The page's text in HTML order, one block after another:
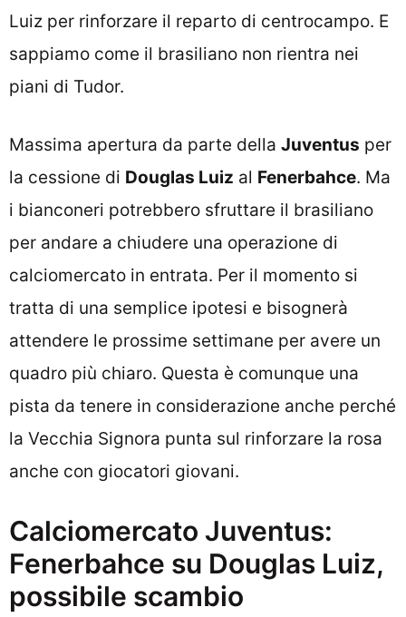
Luiz per rinforzare il reparto di centrocampo. E
sappiamo come il brasiliano non rientra nei
piani di Tudor.
Massima apertura da parte della Juventus per
la cessione di Douglas Luiz al Fenerbahce. Ma
i bianconeri potrebbero sfruttare il brasiliano
per andare a chiudere una operazione di
calciomercato in entrata. Per il momento si
tratta di una semplice ipotesi e bisognerà
attendere le prossime settimane per avere un
quadro più chiaro. Questa è comunque una
pista da tenere in considerazione anche perché
la Vecchia Signora punta sul rinforzare la rosa
anche con giocatori giovani.
Calciomercato Juventus:
Fenerbahce su Douglas Luiz,
possibile scambio